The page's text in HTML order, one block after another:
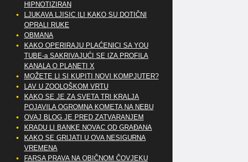
HIPNOTIZIRAN
LJUKAVA LJISIC ILI KAKO SU DOTIČNI
OPRALI RUKE
OBMANA
KAKO OPERIRAJU PLAĆENICI SA YOU
TUBE-a SAKRIVAJUĆI SE IZA PROFILA
KANALA O PLANETI X
MOŽETE LI SI KUPITI NOVI KOMPJUTER?
LAV U ZOOLOŠKOM VRTU
KAKO SE JE ZA SVETA TRI KRALJA
POJAVILA OGROMNA KOMETA NA NEBU
OVAJ BLOG JE PRED ZATVARANJEM
KRADU LI BANKE NOVAC OD GRAĐANA
KAKO SE GRIJATI U OVA NESIGURNA
VREMENA
FARSA PRAVA NA OBIČNOM ČOVJEKU